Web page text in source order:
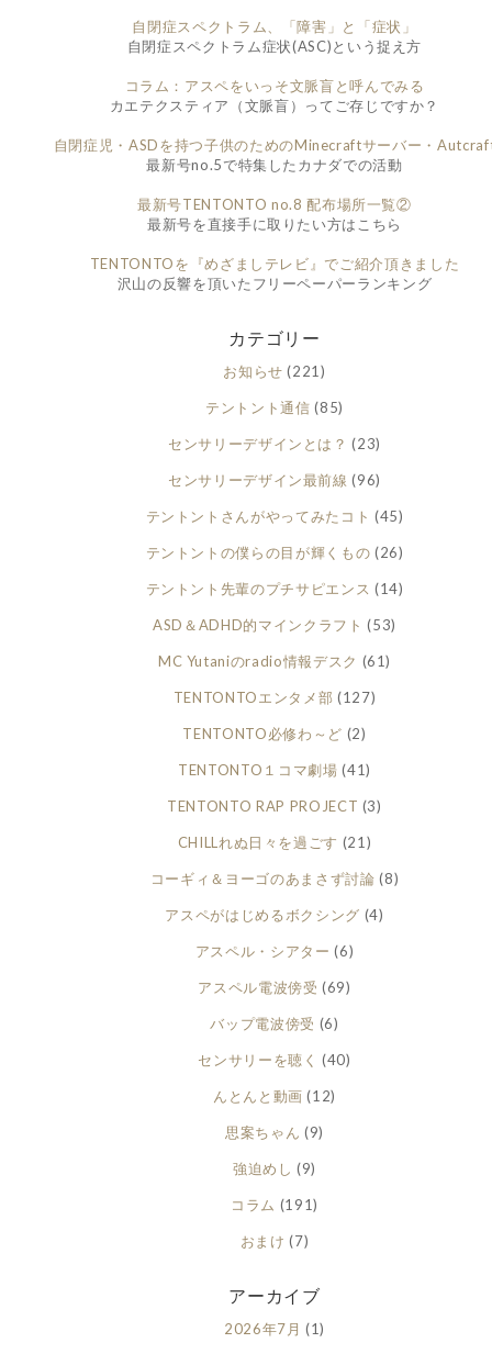
自閉症スペクトラム、「障害」と「症状」
自閉症スペクトラム症状(ASC)という捉え方
コラム：アスペをいっそ文脈盲と呼んでみる
カエテクスティア（文脈盲）ってご存じですか？
自閉症児・ASDを持つ子供のためのMinecraftサーバー・
最新号no.5で特集したカナダでの活動
最新号TENTONTO no.8 配布場所一覧②
最新号を直接手に取りたい方はこちら
TENTONTOを『めざましテレビ』でご紹介頂きました
沢山の反響を頂いたフリーペーパーランキング
カテゴリー
お知らせ (221)
テントント通信 (85)
センサリーデザインとは？ (23)
センサリーデザイン最前線 (96)
テントントさんがやってみたコト (45)
テントントの僕らの目が輝くもの (26)
テントント先輩のプチサピエンス (14)
ASD＆ADHD的マインクラフト (53)
MC Yutaniのradio情報デスク (61)
TENTONTOエンタメ部 (127)
TENTONTO必修わ～ど (2)
TENTONTO１コマ劇場 (41)
TENTONTO RAP PROJECT (3)
CHILLれぬ日々を過ごす (21)
コーギィ＆ヨーゴのあまさず討論 (8)
アスペがはじめるボクシング (4)
アスペル・シアター (6)
アスペル電波傍受 (69)
バップ電波傍受 (6)
センサリーを聴く (40)
んとんと動画 (12)
思案ちゃん (9)
強迫めし (9)
コラム (191)
おまけ (7)
アーカイブ
2026年7月 (1)